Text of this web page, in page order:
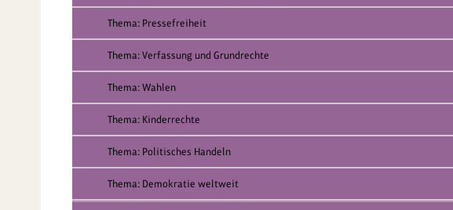
Thema: Pressefreiheit
Thema: Verfassung und Grundrechte
Thema: Wahlen
Thema: Kinderrechte
Thema: Politisches Handeln
Thema: Demokratie weltweit